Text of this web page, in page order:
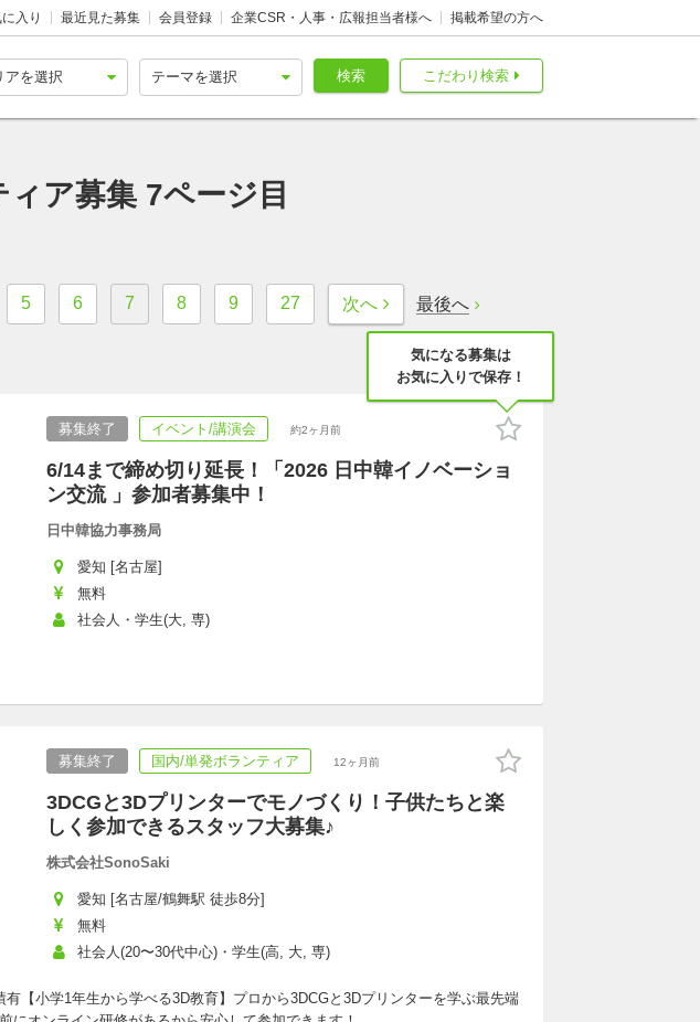
入り 最近見た募集 会員登録 企業CSR・人事・広報担当者様へ 掲載希望の方へ
こだわり検索
検索
ア募集 7ページ目
5 6 7 8 9 27 次へ 最後へ
気になる募集は
お気に入りで保存！
募集終了 イベント/講演会 約2ヶ月前
6/14まで締め切り延長！「2026 日中韓イノベーショ
ン交流 」参加者募集中！
日中韓協力事務局
愛知 [名古屋]
無料
社会人・学生(大, 専)
募集終了 国内/単発ボランティア 12ヶ月前
3DCGと3Dプリンターでモノづくり！子供たちと楽
しく参加できるスタッフ大募集♪
株式会社SonoSaki
愛知 [名古屋/鶴舞駅 徒歩8分]
無料
社会人(20〜30代中心)・学生(高, 大, 専)
【小学1年生から学べる3D教育】プロから3DCGと3Dプリンターを学ぶ最先端